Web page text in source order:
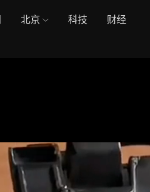
北京 科技 财经